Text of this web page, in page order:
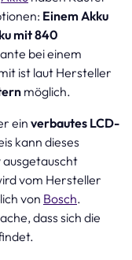
Einem Akku
mit 840
bei einem
ist laut Hersteller
möglich.
ein verbautes LCD-
kann dieses
ausgetauscht
vom Hersteller
von Bosch.
dass sich die